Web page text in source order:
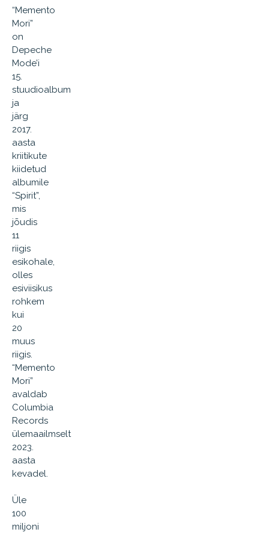
“Memento
Mori”
on
Depeche
Mode’i
15.
stuudioalbum
ja
järg
2017.
aasta
kriitikute
kiidetud
albumile
“Spirit”,
mis
jõudis
11
riigis
esikohale,
olles
esiviisikus
rohkem
kui
20
muus
riigis.
“Memento
Mori”
avaldab
Columbia
Records
ülemaailmselt
2023.
aasta
kevadel.
Üle
100
miljoni